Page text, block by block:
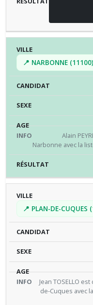
📍 NARBONNE (11100)
Alain
Narbonne avec la
📍 PLAN-DE-CUQUES
Jean TOSELLO
de-Cuques avec la